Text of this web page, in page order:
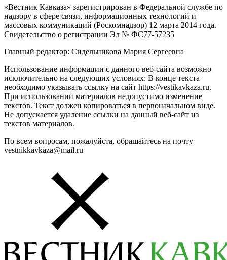
«Вестник Кавказа» зарегистрирован в Федеральной службе по
надзору в сфере связи, информационных технологий и
массовых коммуникаций (Роскомнадзор) 12 марта 2014 года.
Свидетельство о регистрации Эл № ФС77-57235
Главный редактор: Сидельникова Мария Сергеевна
Использование информации с данного веб-сайта возможно
исключительно на следующих условиях: В конце текста
необходимо указывать ссылку на сайт https://vestikavkaza.ru.
При использовании материалов недопустимо изменение
текстов. Текст должен копироваться в первоначальном виде.
Не допускается удаление ссылки на данный веб-сайт из
текстов материалов.
По всем вопросам, пожалуйста, обращайтесь на почту
vestnikkavkaza@mail.ru